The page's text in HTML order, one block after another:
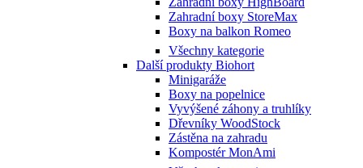
Zahradní boxy StoreMax
Boxy na balkon Romeo
Všechny kategorie
Další produkty Biohort
Minigaráže
Boxy na popelnice
Vyvýšené záhony a truhlíky
Dřevníky WoodStock
Zástěna na zahradu
Kompostér MonAmi